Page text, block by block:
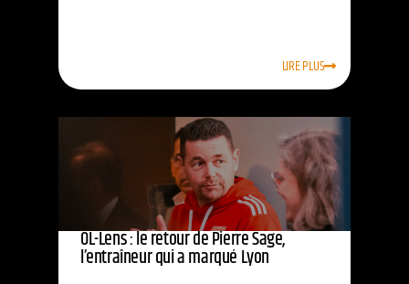
LIRE PLUS
OL-Lens : le retour de Pierre Sage,
l’entraîneur qui a marqué Lyon